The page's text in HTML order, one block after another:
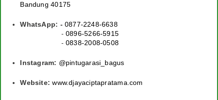
Bandung 40175
WhatsApp: - 0877-2248-6638
-0896-5266-5915
-0838-2008-0508
Instagram: @pintugarasi_bagus
Website: www.djayaciptapratama.com